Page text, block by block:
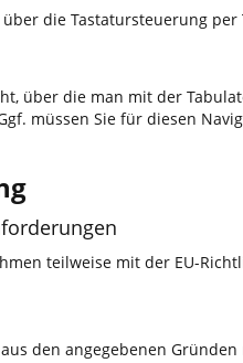
die Tastatursteuerung
über die man mit der
müssen Sie für diesen
teilweise mit der EU-
den angegebenen